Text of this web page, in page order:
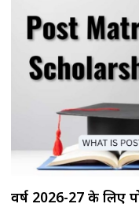
वर्ष 2026-27 के लिए